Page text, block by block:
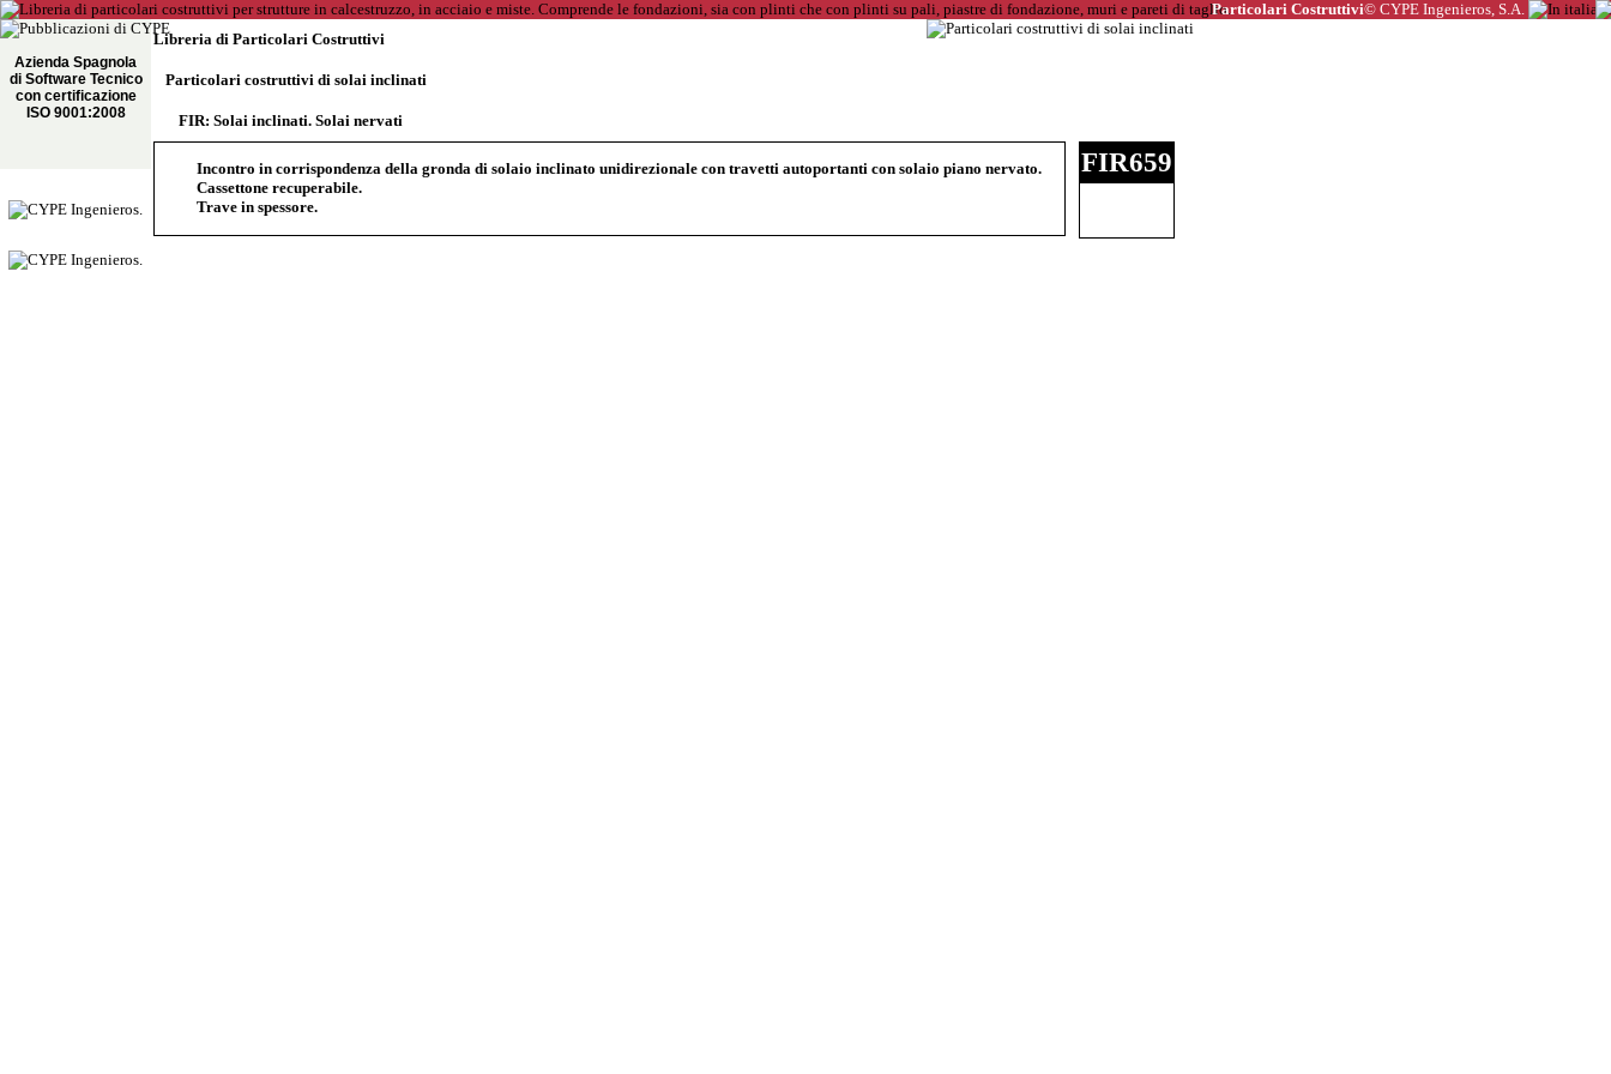
Particolari Costruttivi© CYPE Ingenieros, S.A.
Azienda Spagnola
di Software Tecnico
con certificazione
ISO 9001:2008
Libreria di Particolari Costruttivi
Particolari costruttivi di solai inclinati
FIR: Solai inclinati. Solai nervati
Incontro in corrispondenza della gronda di solaio inclinato unidirezionale con travetti autoportanti con solaio piano nervato.
Cassettone recuperabile.
Trave in spessore.
FIR659